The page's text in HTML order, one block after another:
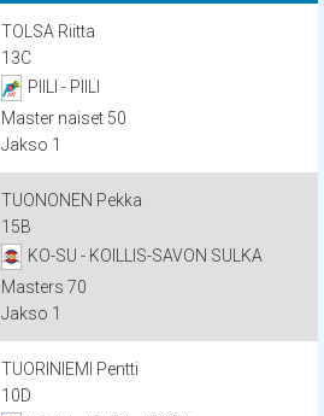
TOLSA Riitta
13C
PIILI - PIILI
Master naiset 50
Jakso 1
TUONONEN Pekka
15B
KO-SU - KOILLIS-SAVON SULKA
Masters 70
Jakso 1
TUORINIEMI Pentti
10D